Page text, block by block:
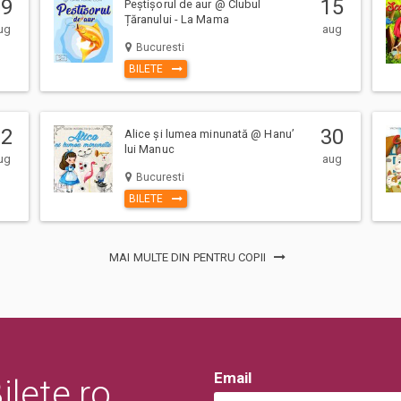
la eveniment, adulti si copii,
(Mai putin cazurile unde este
in locul de desfasurare a
pe caile de acces sau
Peștișorul de aur @ Clubul
Țăranului - La Mama
Bucuresti
BILETE
15
aug
Alice și lumea minunată @ Hanu’
lui Manuc
Bucuresti
BILETE
30
aug
MAI MULTE DIN PENTRU COPII
Email